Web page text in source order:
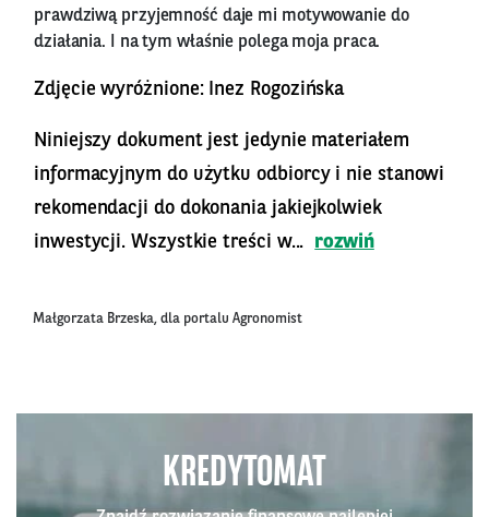
prawdziwą przyjemność daje mi motywowanie do
działania. I na tym właśnie polega moja praca.
Zdjęcie wyróżnione: Inez Rogozińska
Niniejszy dokument jest jedynie materiałem
informacyjnym do użytku odbiorcy i nie stanowi
rekomendacji do dokonania jakiejkolwiek
inwestycji. Wszystkie treści w...
rozwiń
Małgorzata Brzeska, dla portalu Agronomist
KREDYTOMAT